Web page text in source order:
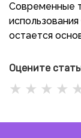
Современные
использования
остается
Оцените
★ ★ ★ ★